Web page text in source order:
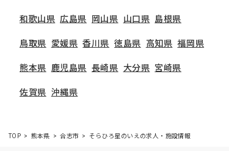
和歌山県 広島県 岡山県 山口県 島根県
鳥取県 愛媛県 香川県 徳島県 高知県 福岡県
熊本県 鹿児島県 長崎県 大分県 宮崎県
佐賀県 沖縄県
TOP 熊本県 合志市 そらひろ星のいえの求人・施設情報